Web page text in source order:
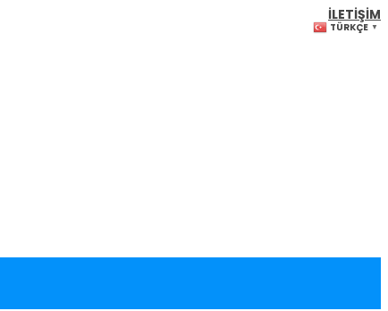
İLETIŞIM
TÜRKÇE ▼